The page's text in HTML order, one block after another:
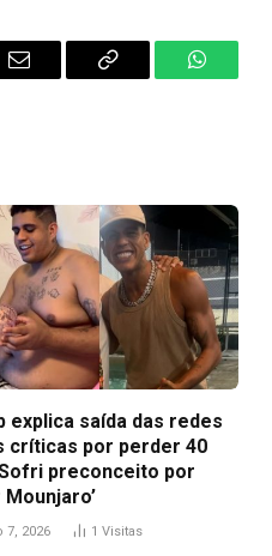
Email
Copy
explica saída das redes
críticas por perder 40
preconceito por
Mounjaro’
7, 2026 1 Visitas